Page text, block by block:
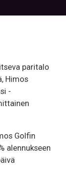
paritalo
Himos
-
Golfin
alennukseen